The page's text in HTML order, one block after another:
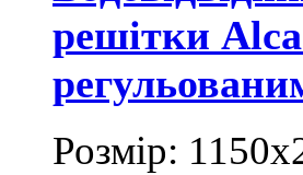
решітки
Розмір: